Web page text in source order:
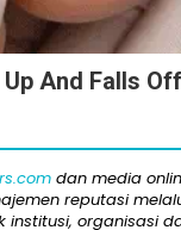
And Falls
dan media
reputasi
institusi, organisasi